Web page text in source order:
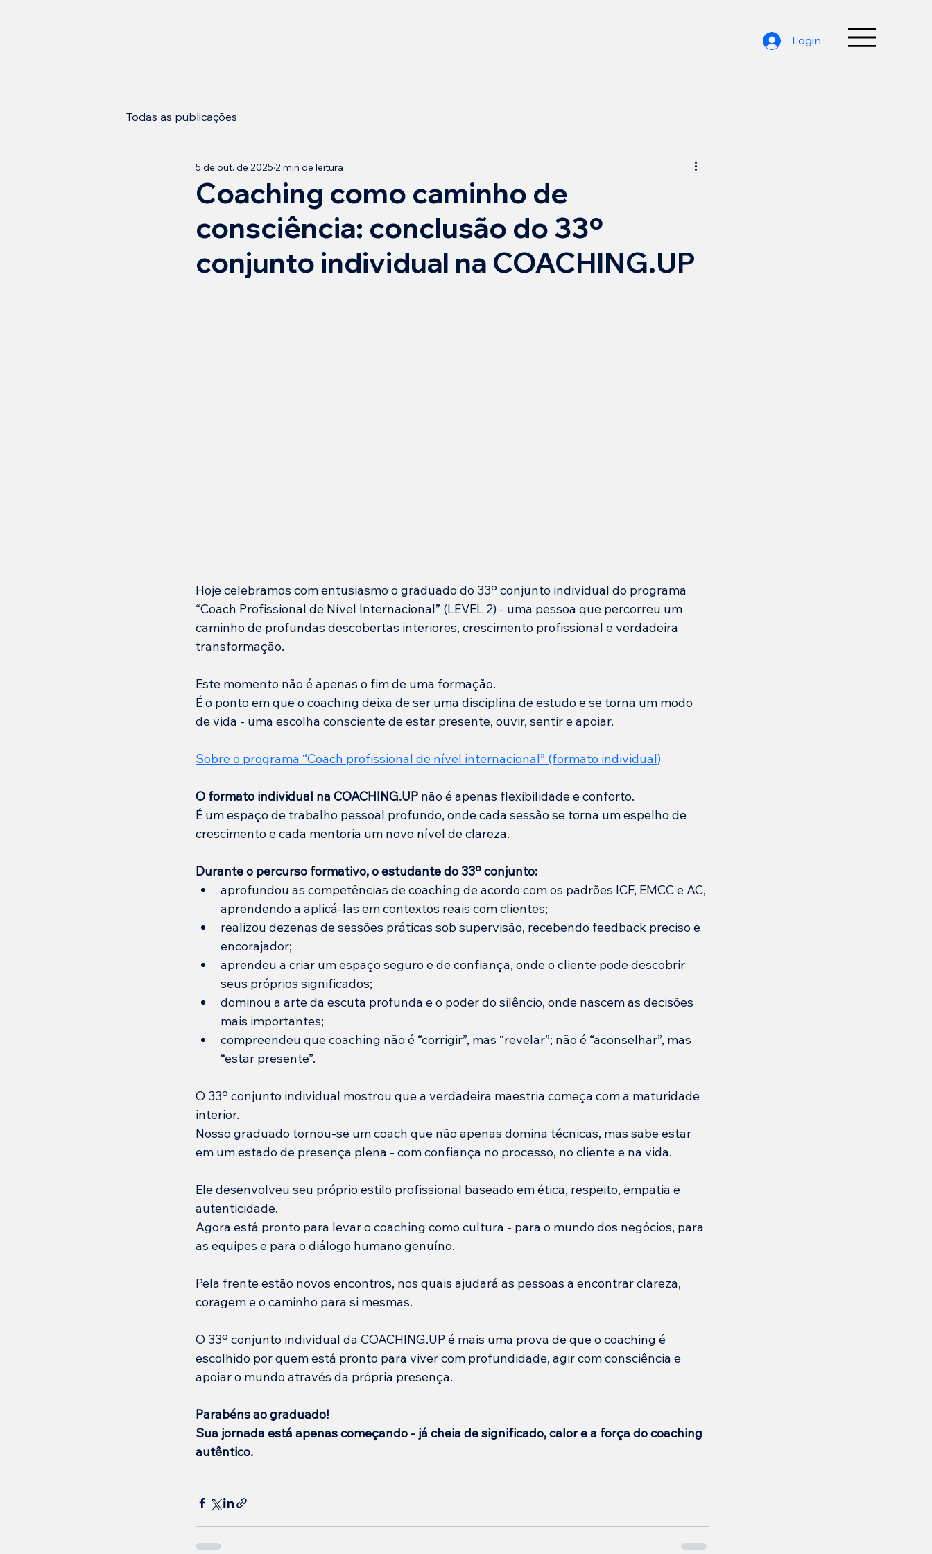
Login
Todas as publicações
Coaching como caminho de
consciência: conclusão do 33º
conjunto individual na COACHING.UP
5 de out. de 2025 2 min de leitura
Hoje celebramos com entusiasmo o graduado do 33º conjunto individual do programa
“Coach Profissional de Nível Internacional” (LEVEL 2) - uma pessoa que percorreu um
caminho de profundas descobertas interiores, crescimento profissional e verdadeira
transformação.
Este momento não é apenas o fim de uma formação.
É o ponto em que o coaching deixa de ser uma disciplina de estudo e se torna um modo
de vida - uma escolha consciente de estar presente, ouvir, sentir e apoiar.
Sobre o programa “Coach profissional de nível internacional” (formato individual)
O formato individual na COACHING.UP não é apenas flexibilidade e conforto.
É um espaço de trabalho pessoal profundo, onde cada sessão se torna um espelho de
crescimento e cada mentoria um novo nível de clareza.
Durante o percurso formativo, o estudante do 33º conjunto:
aprofundou as competências de coaching de acordo com os padrões ICF, EMCC e AC,
aprendendo a aplicá-las em contextos reais com clientes;
realizou dezenas de sessões práticas sob supervisão, recebendo feedback preciso e
encorajador;
aprendeu a criar um espaço seguro e de confiança, onde o cliente pode descobrir
seus próprios significados;
dominou a arte da escuta profunda e o poder do silêncio, onde nascem as decisões
mais importantes;
compreendeu que coaching não é “corrigir”, mas “revelar”; não é “aconselhar”, mas
“estar presente”.
O 33º conjunto individual mostrou que a verdadeira maestria começa com a maturidade
interior.
Nosso graduado tornou-se um coach que não apenas domina técnicas, mas sabe estar
em um estado de presença plena - com confiança no processo, no cliente e na vida.
Ele desenvolveu seu próprio estilo profissional baseado em ética, respeito, empatia e
autenticidade.
Agora está pronto para levar o coaching como cultura - para o mundo dos negócios, para
as equipes e para o diálogo humano genuíno.
Pela frente estão novos encontros, nos quais ajudará as pessoas a encontrar clareza,
coragem e o caminho para si mesmas.
O 33º conjunto individual da COACHING.UP é mais uma prova de que o coaching é
escolhido por quem está pronto para viver com profundidade, agir com consciência e
apoiar o mundo através da própria presença.
Parabéns ao graduado!
Sua jornada está apenas começando - já cheia de significado, calor e a força do coaching
autêntico.